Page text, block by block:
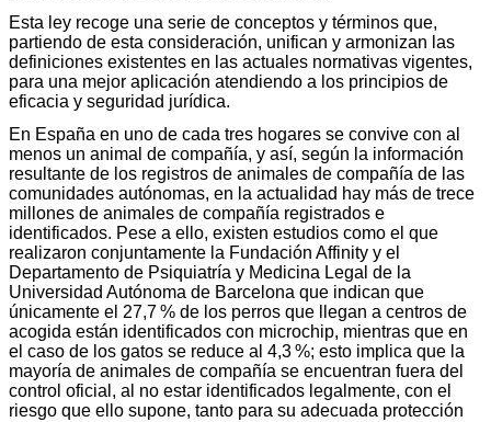
Esta ley recoge una serie de conceptos y términos que,
partiendo de esta consideración, unifican y armonizan las
definiciones existentes en las actuales normativas vigentes,
para una mejor aplicación atendiendo a los principios de
eficacia y seguridad jurídica.
En España en uno de cada tres hogares se convive con al
menos un animal de compañía, y así, según la información
resultante de los registros de animales de compañía de las
comunidades autónomas, en la actualidad hay más de trece
millones de animales de compañía registrados e
identificados. Pese a ello, existen estudios como el que
realizaron conjuntamente la Fundación Affinity y el
Departamento de Psiquiatría y Medicina Legal de la
Universidad Autónoma de Barcelona que indican que
únicamente el 27,7 % de los perros que llegan a centros de
acogida están identificados con microchip, mientras que en
el caso de los gatos se reduce al 4,3 %; esto implica que la
mayoría de animales de compañía se encuentran fuera del
control oficial, al no estar identificados legalmente, con el
riesgo que ello supone, tanto para su adecuada protección